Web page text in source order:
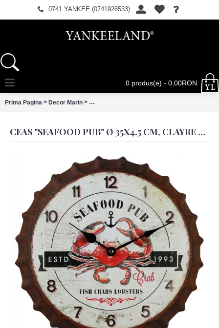
0741.YANKEE (0741926533)
0 produs(e) - 0,00RON
Prima Pagina > Decor Marin > Ceas "Seafood Pub" Ø 35x4.5 cm, Clayre &
CEAS "SEAFOOD PUB" Ø 35X4.5 CM, CLAYRE & EEF